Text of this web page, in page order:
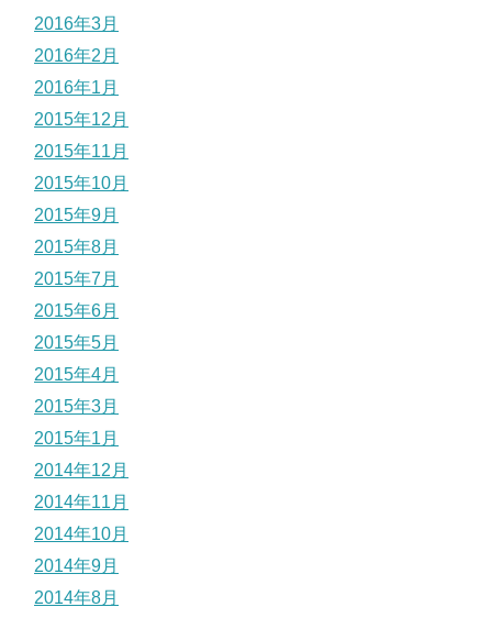
2016年3月
2016年2月
2016年1月
2015年12月
2015年11月
2015年10月
2015年9月
2015年8月
2015年7月
2015年6月
2015年5月
2015年4月
2015年3月
2015年1月
2014年12月
2014年11月
2014年10月
2014年9月
2014年8月